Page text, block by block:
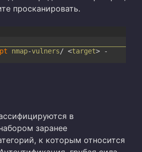
просканировать.
nmap-vulners/ <target>
-
в
заранее
к которым относится